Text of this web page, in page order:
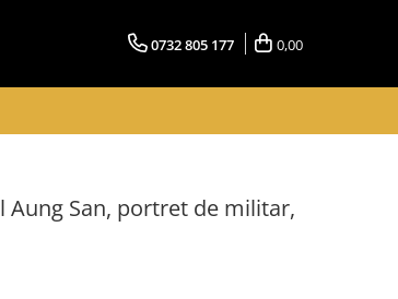
0732 805 177 0,00
Aung San, portret de militar,